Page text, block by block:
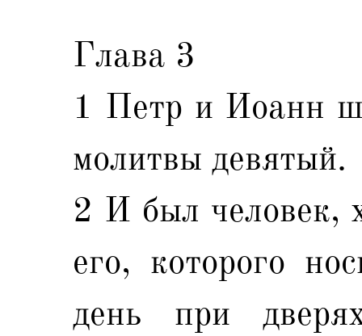
Глава 3
1 Петр и Иоанн
молитвы девятый.
2 И был человек,
его, которого
день при